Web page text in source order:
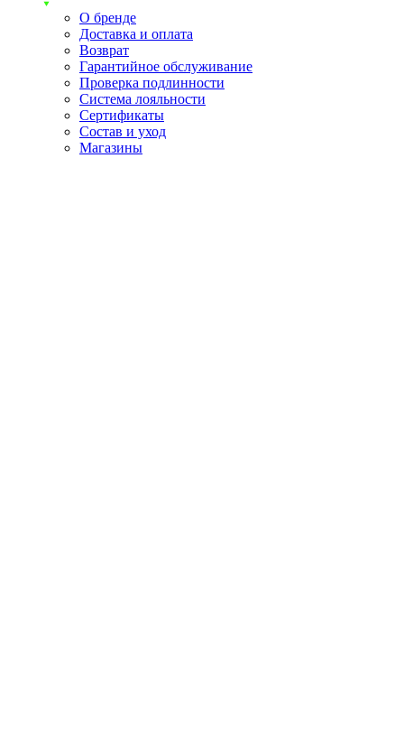
О бренде
Доставка и оплата
Возврат
Гарантийное обслуживание
Проверка подлинности
Система лояльности
Сертификаты
Состав и уход
Магазины